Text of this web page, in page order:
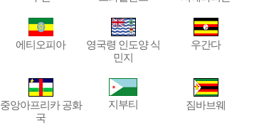
에티오피아
영국령 인도양 식
민지
우간다
중앙아프리카 공화
국
지부티 짐바브웨